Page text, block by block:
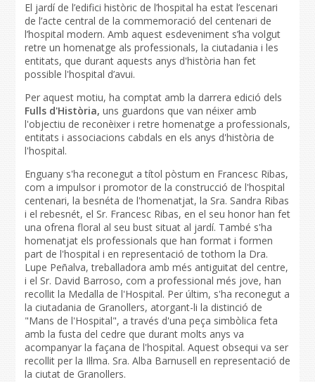
El jardí de l’edifici històric de l’hospital ha estat l’escenari
de l’acte central de la commemoració del centenari de
l’hospital modern. Amb aquest esdeveniment s’ha volgut
retre un homenatge als professionals, la ciutadania i les
entitats, que durant aquests anys d'història han fet
possible l'hospital d’avui.
Per aquest motiu, ha comptat amb la darrera edició dels
Fulls d'Història, uns guardons que van néixer amb
l'objectiu de reconèixer i retre homenatge a professionals,
entitats i associacions cabdals en els anys d'història de
l'hospital.
Enguany s'ha reconegut a títol pòstum en Francesc Ribas,
com a impulsor i promotor de la construcció de l'hospital
centenari, la besnéta de l'homenatjat, la Sra. Sandra Ribas
i el rebesnét, el Sr. Francesc Ribas, en el seu honor han fet
una ofrena floral al seu bust situat al jardí. També s'ha
homenatjat els professionals que han format i formen
part de l'hospital i en representació de tothom la Dra.
Lupe Peñalva, treballadora amb més antiguitat del centre,
i el Sr. David Barroso, com a professional més jove, han
recollit la Medalla de l'Hospital. Per últim, s'ha reconegut a
la ciutadania de Granollers, atorgant-li la distinció de
"Mans de l'Hospital", a través d'una peça simbòlica feta
amb la fusta del cedre que durant molts anys va
acompanyar la façana de l'hospital. Aquest obsequi va ser
recollit per la Il·lma. Sra. Alba Barnusell en representació de
la ciutat de Granollers.